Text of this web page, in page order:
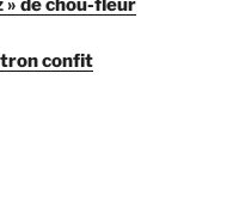
» de chou-fleur
confit